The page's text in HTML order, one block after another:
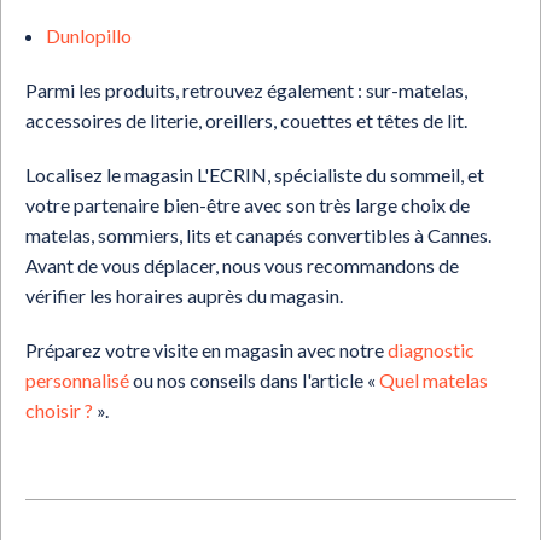
Dunlopillo
Parmi les produits, retrouvez également : sur-matelas,
accessoires de literie, oreillers, couettes et têtes de lit.
Localisez le magasin L'ECRIN, spécialiste du sommeil, et
votre partenaire bien-être avec son très large choix de
matelas, sommiers, lits et canapés convertibles à Cannes.
Avant de vous déplacer, nous vous recommandons de
vérifier les horaires auprès du magasin.
Préparez votre visite en magasin avec notrediagnostic
personnaliséou nos conseils dans l'article « Quel matelas
choisir ? ».